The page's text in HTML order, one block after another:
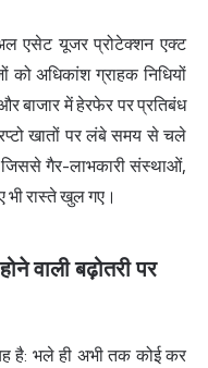
एसेट यूजर प्रोटेक्शन एक्ट
अधिकांश ग्राहक निधियों
बाजार में हेरफेर पर प्रतिबंध
खातों पर लंबे समय से चले
जिससे गैर-लाभकारी संस्थाओं,
भी रास्ते खुल गए।
वाली बढ़ोतरी पर
है: भले ही अभी तक कोई कर